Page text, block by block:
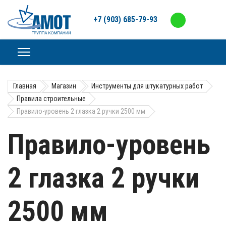
+7 (903) 685-79-93
Главная Магазин
Инструменты для штукатурных работ
Правила строительные
Правило-уровень 2 глазка 2 ручки 2500 мм
Правило-уровень
2 глазка 2 ручки
2500 мм